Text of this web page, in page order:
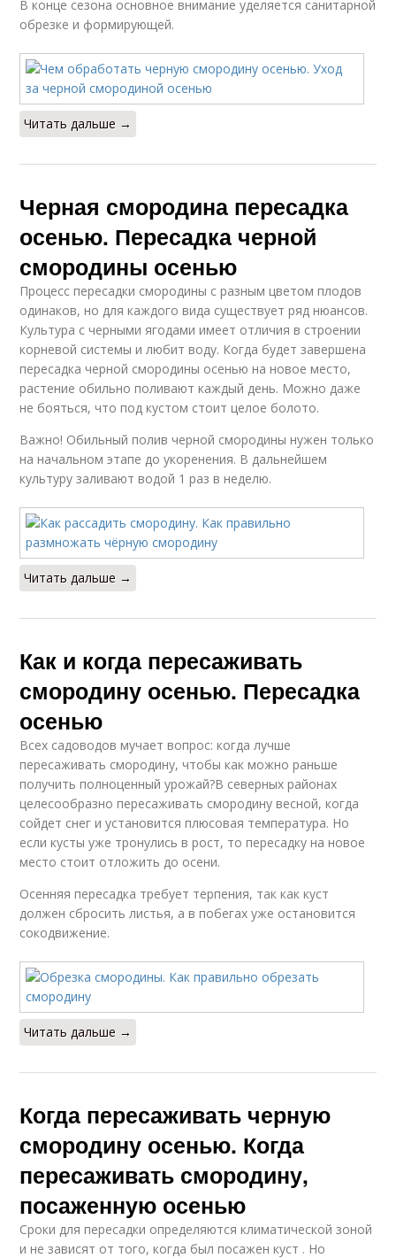
В конце сезона основное внимание уделяется санитарной
обрезке и формирующей.
Читать дальше →
Черная смородина пересадка
осенью. Пересадка черной
смородины осенью
Процесс пересадки смородины с разным цветом плодов
одинаков, но для каждого вида существует ряд нюансов.
Культура с черными ягодами имеет отличия в строении
корневой системы и любит воду. Когда будет завершена
пересадка черной смородины осенью на новое место,
растение обильно поливают каждый день. Можно даже
не бояться, что под кустом стоит целое болото.
Важно! Обильный полив черной смородины нужен только
на начальном этапе до укоренения. В дальнейшем
культуру заливают водой 1 раз в неделю.
Читать дальше →
Как и когда пересаживать
смородину осенью. Пересадка
осенью
Всех садоводов мучает вопрос: когда лучше
пересаживать смородину, чтобы как можно раньше
получить полноценный урожай?В северных районах
целесообразно пересаживать смородину весной, когда
сойдет снег и установится плюсовая температура. Но
если кусты уже тронулись в рост, то пересадку на новое
место стоит отложить до осени.
Осенняя пересадка требует терпения, так как куст
должен сбросить листья, а в побегах уже остановится
сокодвижение.
Читать дальше →
Когда пересаживать черную
смородину осенью. Когда
пересаживать смородину,
посаженную осенью
Сроки для пересадки определяются климатической зоной
и не зависят от того, когда был посажен куст . Но